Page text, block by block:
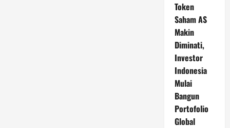
Token
Saham AS
Makin
Diminati,
Investor
Indonesia
Mulai
Bangun
Portofolio
Global